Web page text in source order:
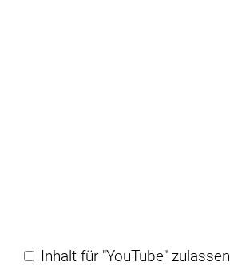
Inhalt für "YouTube" zulassen